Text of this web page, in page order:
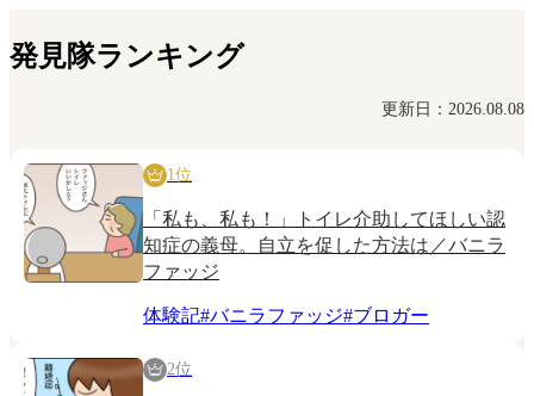
発見隊ランキング
更新日：2026.08.08
1位
「私も、私も！」トイレ介助してほしい認
知症の義母。自立を促した方法は／バニラ
ファッジ
体験記#バニラファッジ#ブロガー
2位